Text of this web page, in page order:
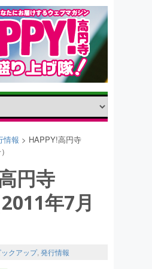
情報 > HAPPY!高円寺
円寺
年7月
ックアップ, 発行情報